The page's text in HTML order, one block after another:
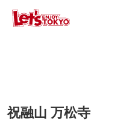
祝融山 万松寺